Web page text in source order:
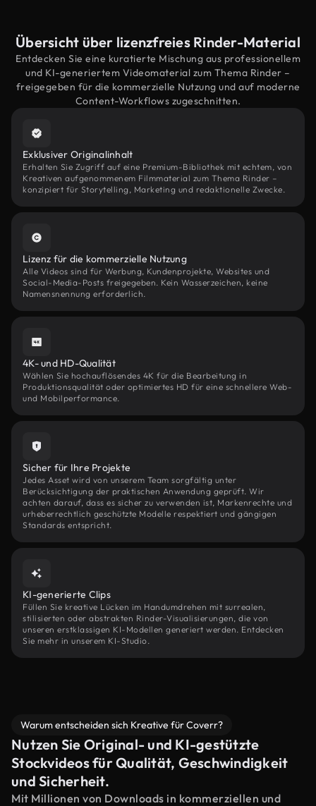
Übersicht über lizenzfreies Rinder-Material
Entdecken Sie eine kuratierte Mischung aus professionellem
und KI-generiertem Videomaterial zum Thema Rinder –
freigegeben für die kommerzielle Nutzung und auf moderne
Content-Workflows zugeschnitten.
Exklusiver Originalinhalt
Erhalten Sie Zugriff auf eine Premium-Bibliothek mit echtem, von
Kreativen aufgenommenem Filmmaterial zum Thema Rinder –
konzipiert für Storytelling, Marketing und redaktionelle Zwecke.
Lizenz für die kommerzielle Nutzung
Alle Videos sind für Werbung, Kundenprojekte, Websites und
Social-Media-Posts freigegeben. Kein Wasserzeichen, keine
Namensnennung erforderlich.
4K- und HD-Qualität
Wählen Sie hochauflösendes 4K für die Bearbeitung in
Produktionsqualität oder optimiertes HD für eine schnellere Web-
und Mobilperformance.
Sicher für Ihre Projekte
Jedes Asset wird von unserem Team sorgfältig unter
Berücksichtigung der praktischen Anwendung geprüft. Wir
achten darauf, dass es sicher zu verwenden ist, Markenrechte und
urheberrechtlich geschützte Modelle respektiert und gängigen
Standards entspricht.
KI-generierte Clips
Füllen Sie kreative Lücken im Handumdrehen mit surrealen,
stilisierten oder abstrakten Rinder-Visualisierungen, die von
unseren erstklassigen KI-Modellen generiert werden. Entdecken
Sie mehr in unserem KI-Studio.
Warum entscheiden sich Kreative für Coverr?
Nutzen Sie Original- und KI-gestützte
Stockvideos für Qualität, Geschwindigkeit
und Sicherheit.
Mit Millionen von Downloads in kommerziellen und